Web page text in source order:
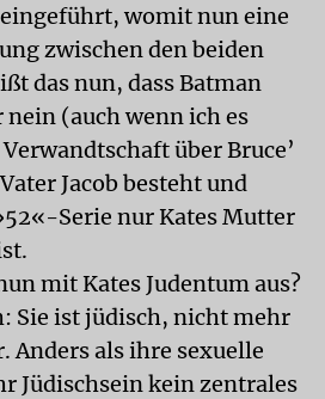
eingeführt, womit nun eine
zwischen den beiden
das nun, dass Batman
(auch wenn ich es
über Bruce’
Jacob besteht und
Serie nur Kates Mutter
mit Kates Judentum aus?
Sie ist jüdisch, nicht mehr
Anders als ihre sexuelle
Jüdischsein kein zentrales